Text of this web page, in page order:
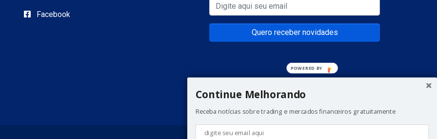
Facebook
Quero receber novidades
Continue Melhorando
Receba notícias sobre trading e mercados financeiros gratuitamente